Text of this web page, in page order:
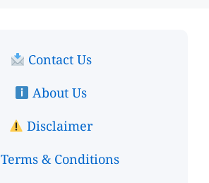
Contact Us
About Us
Disclaimer
Terms & Conditions